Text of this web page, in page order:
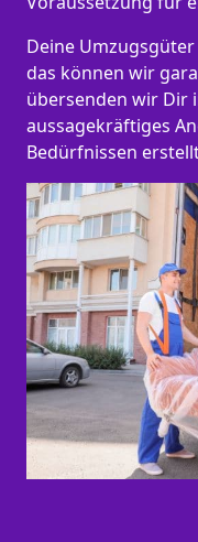
Deine
das können wir
übersenden wir Dir
aussagekräftiges
Bedürfnissen